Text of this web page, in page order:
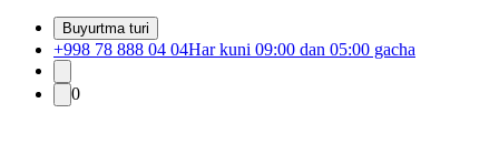
Buyurtma turi
+998 78 888 04 04Har kuni 09:00 dan 05:00 gacha
0